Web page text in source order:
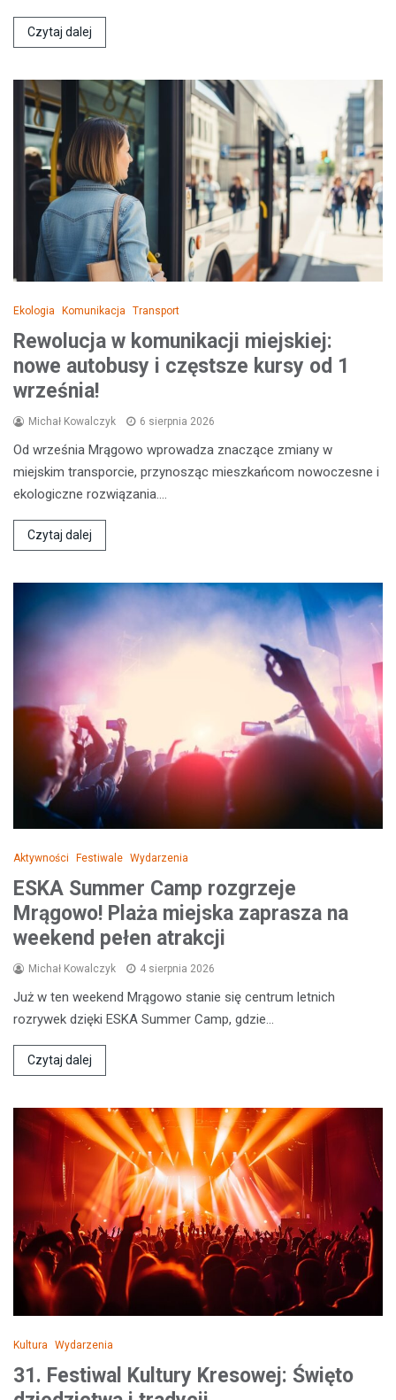
Czytaj dalej
Ekologia Komunikacja Transport
Rewolucja w komunikacji miejskiej:
nowe autobusy i częstsze kursy od 1
września!
Michał Kowalczyk 6 sierpnia 2026
Od września Mrągowo wprowadza znaczące zmiany w
miejskim transporcie, przynosząc mieszkańcom nowoczesne i
ekologiczne rozwiązania.…
Czytaj dalej
Aktywności Festiwale Wydarzenia
ESKA Summer Camp rozgrzeje
Mrągowo! Plaża miejska zaprasza na
weekend pełen atrakcji
Michał Kowalczyk 4 sierpnia 2026
Już w ten weekend Mrągowo stanie się centrum letnich
rozrywek dzięki ESKA Summer Camp, gdzie…
Czytaj dalej
Kultura Wydarzenia
31. Festiwal Kultury Kresowej: Święto